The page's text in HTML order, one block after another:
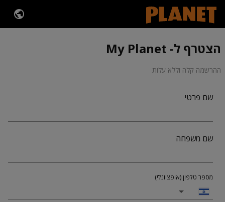
הצטרף ל- My Planet
ההרשמה קלה וללא עלות
שם פרטי
שם משפחה
מספר טלפון (אופציונלי)